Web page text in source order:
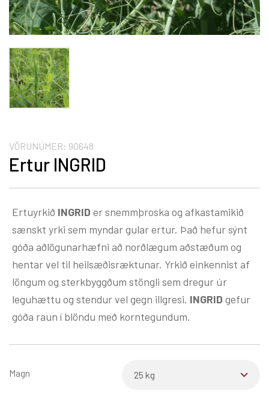
VÖRUNÚMER: 90648
Ertur INGRID
Ertuyrkið INGRID er snemmþroska og afkastamikið
sænskt yrki sem myndar gular ertur. Það hefur sýnt
góða aðlögunarhæfni að norðlægum aðstæðum og
hentar vel til heilsæðisræktunar. Yrkið einkennist af
löngum og sterkbyggðum stöngli sem dregur úr
leguhættu og stendur vel gegn illgresi. INGRID gefur
góða raun í blöndu með korntegundum.
Magn